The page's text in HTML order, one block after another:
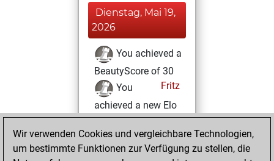
Dienstag, Mai 19,
2026
You achieved a
BeautyScore of 30
Fritz
You
achieved a new Elo
of 1681
Freitag, Mai 15,
Wir verwenden Cookies und vergleichbare Technologien,
um bestimmte Funktionen zur Verfügung zu stellen, die